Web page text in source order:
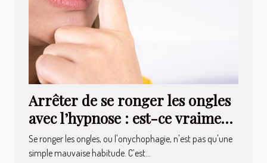
Arrêter de se ronger les ongles
avec l’hypnose : est-ce vraiment
possible ?
Se ronger les ongles, ou l'onychophagie, n'est pas qu'une
simple mauvaise habitude. C’est...